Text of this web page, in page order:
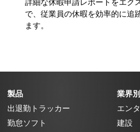
詳細な休暇申請レポートをエク
で、従業員の休暇を効率的に追
ます。
製品
出退勤トラッカー
勤怠ソフト
業界別
エン
建設